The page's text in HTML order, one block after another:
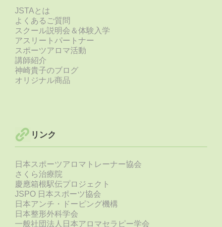
JSTAとは
よくあるご質問
スクール説明会＆体験入学
アスリートパートナー
スポーツアロマ活動
講師紹介
神崎貴子のブログ
オリジナル商品
リンク
日本スポーツアロマトレーナー協会
さくら治療院
慶應箱根駅伝プロジェクト
JSPO 日本スポーツ協会
日本アンチ・ドーピング機構
日本整形外科学会
一般社団法人日本アロマセラピー学会